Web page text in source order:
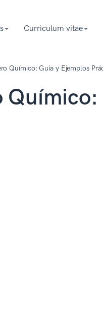
Curriculum vitae
Químico: Guía y Ejemplos